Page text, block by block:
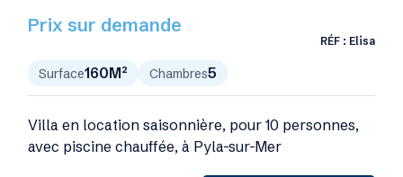
Prix sur demande
RÉF : Elisa
Surface160M² Chambres5
Villa en location saisonnière, pour 10 personnes,
avec piscine chauffée, à Pyla-sur-Mer